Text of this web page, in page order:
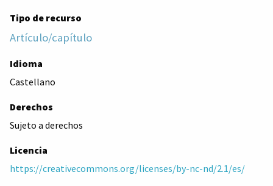
Tipo de recurso
Artículo/capítulo
Idioma
Castellano
Derechos
Sujeto a derechos
Licencia
https://creativecommons.org/licenses/by-nc-nd/2.1/es/